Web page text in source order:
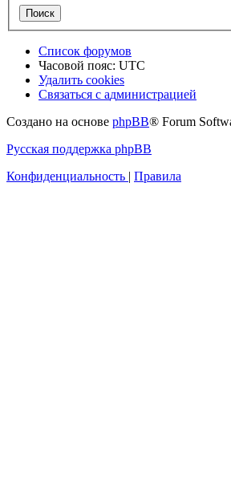
Список форумов
Часовой пояс: UTC
Удалить cookies
Связаться
администрацией
Связаться с администрацией
Создано на основе phpBB® Forum
Русская поддержка phpBB
Конфиденциальность | Правила